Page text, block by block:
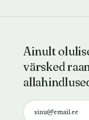
Ainult
värsked